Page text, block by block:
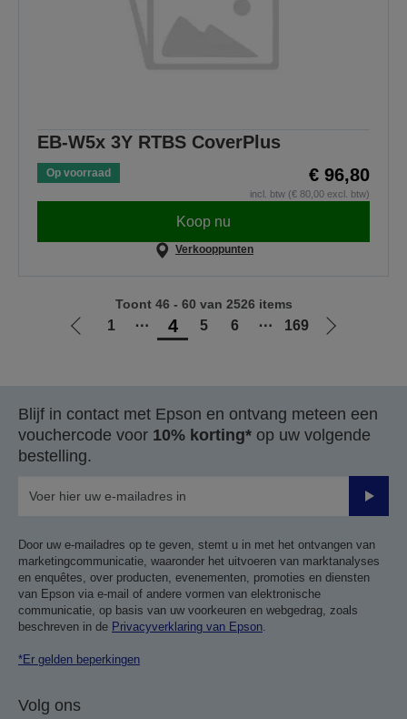
EB-W5x 3Y RTBS CoverPlus
Op voorraad € 96,80
incl. btw (€ 80,00 excl. btw)
Koop nu
Verkooppunten
Ga
1 ⋯ 4 5 6 ⋯ 169
Ga
pagina
Toont 46 - 60 van 2526 items
Blijf in contact met Epson en ontvang meteen een
vouchercode voor 10% korting* op uw volgende
bestelling.
Door uw e-mailadres op te geven, stemt u in met het ontvangen van
marketingcommunicatie, waaronder het uitvoeren van marktanalyses
en enquêtes, over producten, evenementen, promoties en diensten
van Epson via e-mail of andere vormen van elektronische
communicatie, op basis van uw voorkeuren en webgedrag, zoals
beschreven in de Privacyverklaring van Epson.
*Er gelden beperkingen
Volg ons